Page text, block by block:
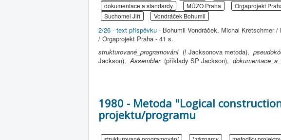
dokumentace a standardy
MÚZO Praha Orgaprojekt
Suchomel Jiří
Vondráček Bohumil
2/26 - text příspěvku - Bohumil Vondráček, Michal Kretschmer
/ Orgaprojekt Praha - 41 s.
strukturované_programování (! Jacksonova metoda),
Jackson),Assembler (příklady SP Jackson),
1980 - Metoda "Logical
projektu/programu